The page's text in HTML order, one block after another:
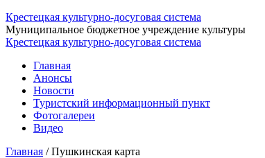
Крестецкая культурно-досуговая система
Муниципальное бюджетное учреждение культуры
Крестецкая культурно-досуговая система
Главная
Анонсы
Новости
Туристский информационный пункт
Фотогалереи
Видео
Главная /Пушкинская карта